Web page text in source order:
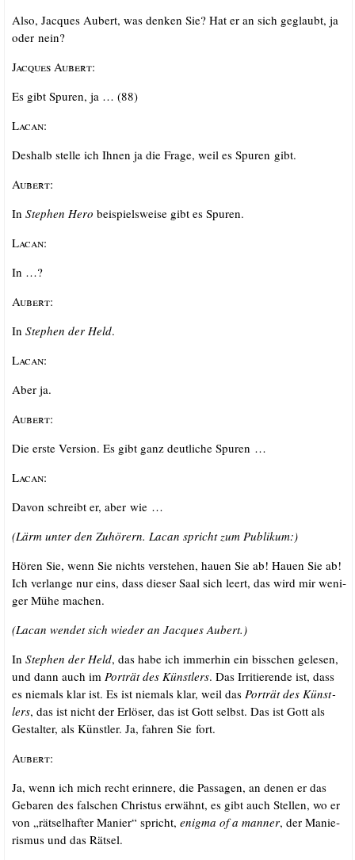
Also, Jac­ques Aubert, was den­ken Sie? Hat er an sich geglaubt, ja
oder nein?
Jac­ques Aubert:
Es gibt Spu­ren, ja … (88)
Lacan:
Des­halb stel­le ich Ihnen ja die Fra­ge, weil es Spu­ren gibt.
Aubert:
In Ste­phen Hero bei­spiels­wei­se gibt es Spuren.
Lacan:
In …?
Aubert:
In Ste­phen der Held.
Lacan:
Aber ja.
Aubert:
Die ers­te Ver­si­on. Es gibt ganz deut­li­che Spuren …
Lacan:
Davon schreibt er, aber wie …
(Lärm unter den Zuhö­rern. Lacan spricht zum Publikum:)
Hören Sie, wenn Sie nichts ver­ste­hen, hau­en Sie ab! Hau­en Sie ab!
Ich ver­lan­ge nur eins, dass die­ser Saal sich leert, das wird mir weni­
ger Mühe machen.
(Lacan wen­det sich wie­der an Jac­ques Aubert.)
In Ste­phen der Held, das habe ich immer­hin ein biss­chen gele­sen,
und dann auch im Por­trät des Künst­lers. Das Irri­tie­ren­de ist, dass
es nie­mals klar ist. Es ist nie­mals klar, weil das Por­trät des Künst­
lers, das ist nicht der Erlö­ser, das ist Gott selbst. Das ist Gott als
Gestal­ter, als Künst­ler. Ja, fah­ren Sie fort.
Aubert:
Ja, wenn ich mich recht erin­ne­re, die Pas­sa­gen, an denen er das
Geba­ren des fal­schen Chris­tus erwähnt, es gibt auch Stel­len, wo er
von „rät­sel­haf­ter Manier“ spricht, enig­ma of a man­ner, der Manie­
ris­mus und das Rätsel.